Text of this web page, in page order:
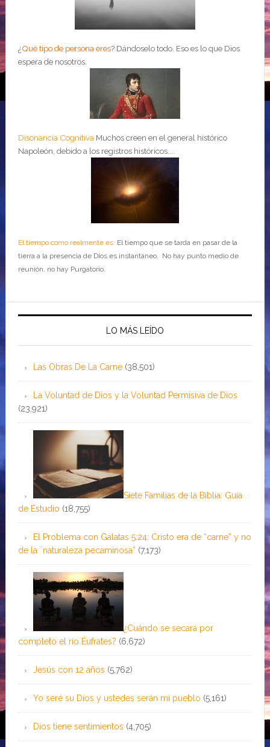
¿Qué tipo de persona eres? Dándoselo todo. Eso es lo que Dios
espera de nosotros.
Disonancia Cognitiva Muchos creen en el general histórico
Napoleón, debido a los registros históricos....
El tiempo como realmente esEl tiempo que se tarda en pasar de la
tierra a la presencia de Dios es instantáneo. No hay punto medio de
reunión, no hay Purgatorio.
LO MÁS LEÍDO
Las Obras De La Carne (38,501)
La Voluntad de Dios y la Voluntad Permisiva de Dios
(23,921)
Siete Familias de la Biblia: Guía
de Estudio (18,755)
El Problema con Gálatas 5:24: Cristo era de “carne” y no
de la ¨naturaleza pecaminosa” (7,173)
¿Cuándo se secará por
completo el río Éufrates? (6,672)
Jesús con 12 años (5,762)
Yo seré su Dios y ustedes serán mi pueblo (5,161)
Dios tiene sentimientos (4,705)